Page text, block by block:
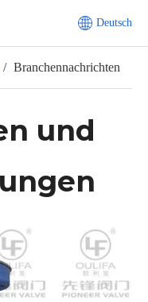
Deutsch
/ Branchennachrichten
und